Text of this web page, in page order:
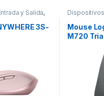
y Salida,
3S-
Mouse
Mouse
M720
USB,